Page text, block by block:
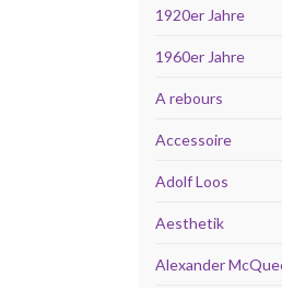
1920er Jahre
1960er Jahre
A rebours
Accessoire
Adolf Loos
Aesthetik
Alexander